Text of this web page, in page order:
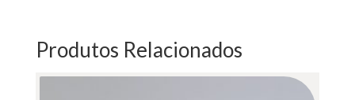
-
FOTO
11X8CM
Produtos Relacionados